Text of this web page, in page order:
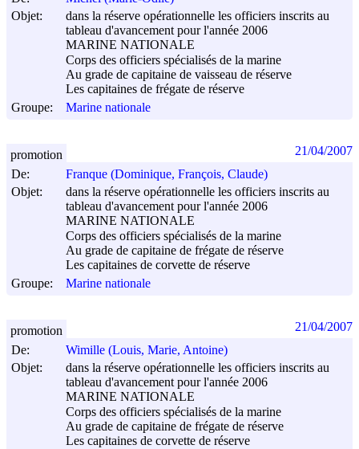
Objet:
dans la réserve opérationnelle les officiers inscrits au
tableau d'avancement pour l'année 2006
MARINE NATIONALE
Corps des officiers spécialisés de la marine
Au grade de capitaine de vaisseau de réserve
Les capitaines de frégate de réserve
Groupe:
Marine nationale
De:
Franque (Dominique, François, Claude)
Objet:
dans la réserve opérationnelle les officiers inscrits au
tableau d'avancement pour l'année 2006
MARINE NATIONALE
Corps des officiers spécialisés de la marine
Au grade de capitaine de frégate de réserve
Les capitaines de corvette de réserve
Groupe:
Marine nationale
promotion 21/04/2007
De:
Wimille (Louis, Marie, Antoine)
Objet:
dans la réserve opérationnelle les officiers inscrits au
tableau d'avancement pour l'année 2006
MARINE NATIONALE
Corps des officiers spécialisés de la marine
Au grade de capitaine de frégate de réserve
Les capitaines de corvette de réserve
promotion 21/04/2007